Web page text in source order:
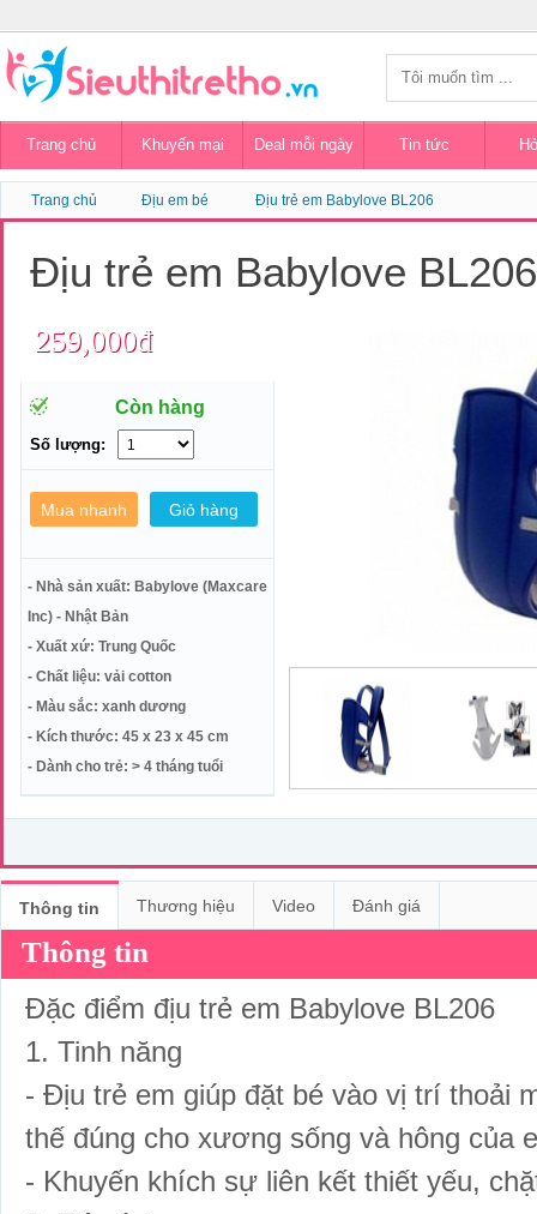
Trang chủ Khuyến mại Deal mỗi ngày Tin tức
Trang chủ Địu em bé Địu trẻ em Babylove BL206
Địu trẻ em Babylove
259,000đ
Còn hàng
Số lượng:
- Nhà sản xuất: Babylove (Maxcare
Inc) - Nhật Bản
- Xuất xứ: Trung Quốc
- Chất liệu: vải cotton
- Màu sắc: xanh dương
- Kích thước: 45 x 23 x 45 cm
- Dành cho trẻ: > 4 tháng tuổi
Thông tin Thương hiệu Video Đánh giá
Thông tin
Đặc điểm địu trẻ em Babylove BL206
1. Tinh năng
- Địu trẻ em giúp đặt bé vào vị trí thoải
thế đúng cho xương sống và hông của
- Khuyến khích sự liên kết thiết yếu,